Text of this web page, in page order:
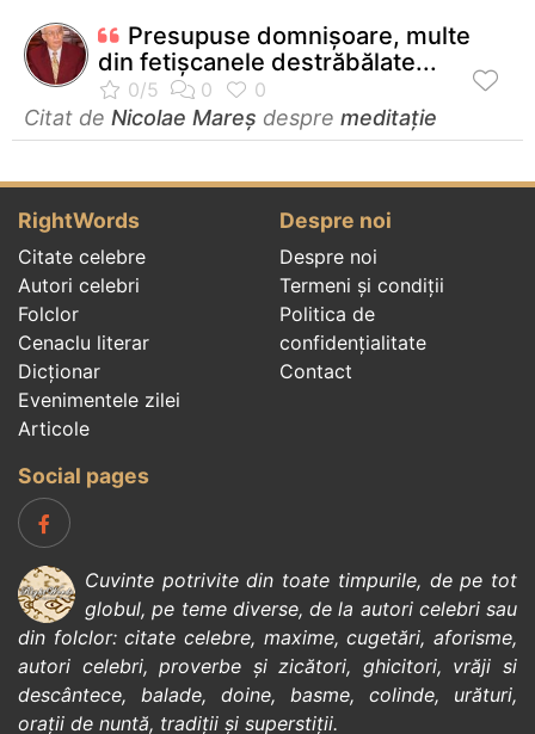
Presupuse domnișoare, multe
din fetișcanele destrăbălate...
Citat de Nicolae Mareș despre meditație
RightWords
Citate celebre
Autori celebri
Folclor
Cenaclu literar
Dicționar
Evenimentele zilei
Articole
Despre noi
Despre noi
Termeni și condiții
Politica de
confidenţialitate
Contact
Social pages
Cuvinte potrivite din toate timpurile, de pe tot
globul, pe teme diverse, de la autori celebrisau
din folclor:citate celebre, maxime,cugetări,aforisme,
autori celebri,proverbe și zicători, ghicitori, vrăji si
descântece, balade, doine, basme, colinde, urături,
orații de nuntă, tradiții și superstiții.